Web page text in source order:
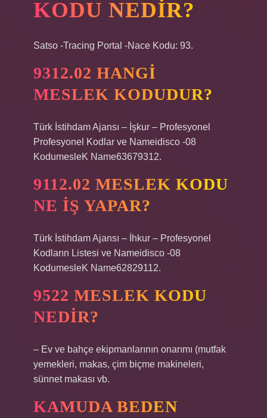
KODU NEDIR?
Satso -Tracing Portal -Nace Kodu: 93.
9312.02 HANGI
MESLEK KODUDUR?
Türk İstihdam Ajansı – İşkur – Profesyonel
Profesyonel Kodlar ve Nameidisco -08
KodumesleK Name63679312.
9112.02 MESLEK KODU
NE IŞ YAPAR?
Türk İstihdam Ajansı – İhkur – Profesyonel
Kodların Listesi ve Nameidisco -08
KodumesleK Name62829112.
9522 MESLEK KODU
NEDIR?
– Ev ve bahçe ekipmanlarının onarımı (mutfak
yemekleri, makas, çim biçme makineleri,
sünnet makası vb.
KAMUDA BEDEN